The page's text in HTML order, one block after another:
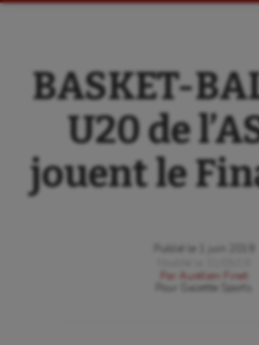
BASKET-
U20 de
jouent le
Publié le
Par
Aurélien Finet
Gazette Sports